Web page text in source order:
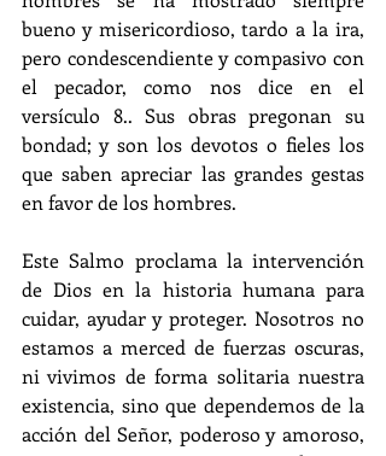
bueno y misericordioso, tardo a la ira,
pero condescendiente y compasivo con
el pecador, como nos dice en el
versículo 8.. Sus obras pregonan su
bondad; y son los devotos o fieles los
que saben apreciar las grandes gestas
en favor de los hombres.
Este Salmo proclama la intervención
de Dios en la historia humana para
cuidar, ayudar y proteger. Nosotros no
estamos a merced de fuerzas oscuras,
ni vivimos de forma solitaria nuestra
existencia, sino que dependemos de la
acción del Señor, poderoso y amoroso,